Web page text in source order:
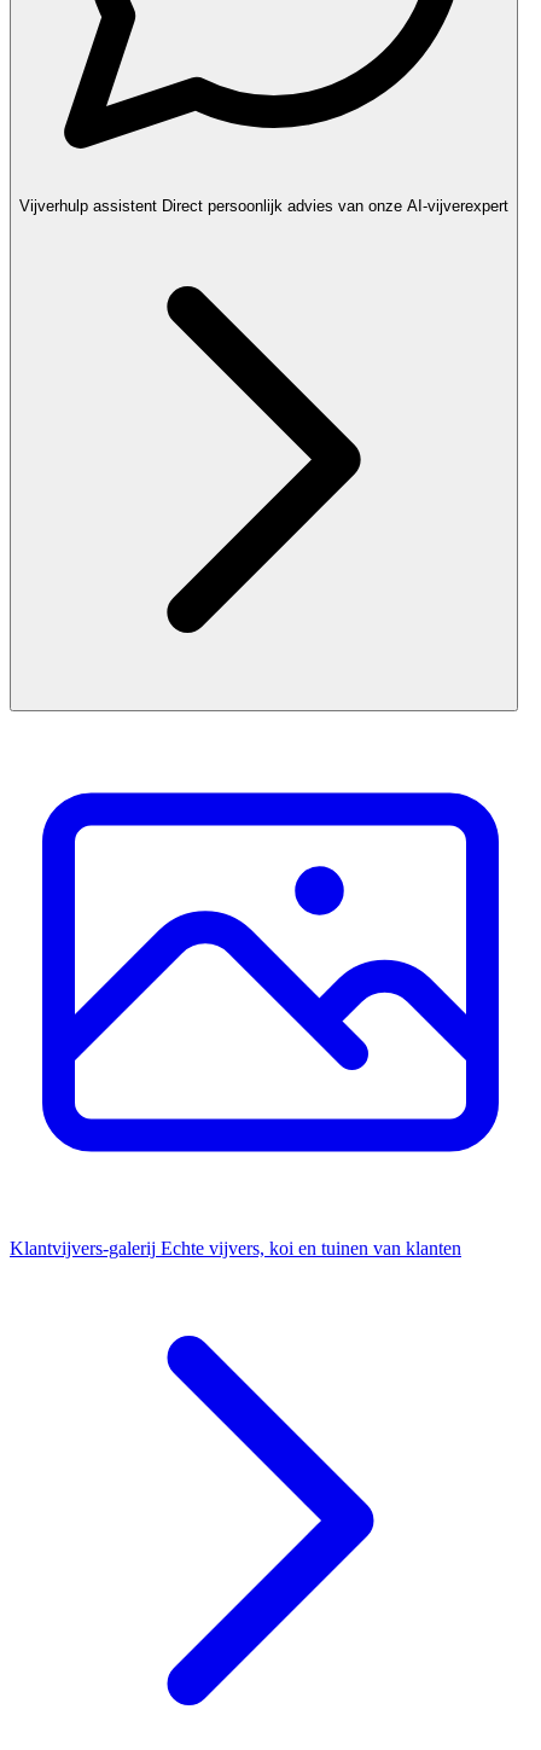
Vijverhulp assistent Direct persoonlijk advies van onze AI-vijverexpert
Klantvijvers-galerij Echte vijvers, koi en tuinen van klanten